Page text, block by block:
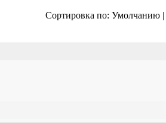
Сортировка по: Умолчанию |